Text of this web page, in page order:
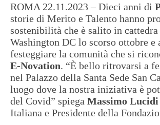
ROMA 22.11.2023 – Dieci anni di
storie di Merito e Talento hanno
sostenibilità che è salito in
Washington DC lo scorso ottobre
festeggiare la comunità che si
E-Novation. “È bello ritrovarsi a
nel Palazzo della Santa Sede San
luogo dove la nostra iniziativa è
del Covid” spiega Massimo Lucidi
Italiana e Presidente della